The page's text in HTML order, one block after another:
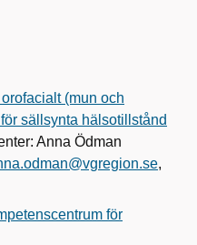
(mun och
sällsynta hälsotillstånd
Anna Ödman
,
för